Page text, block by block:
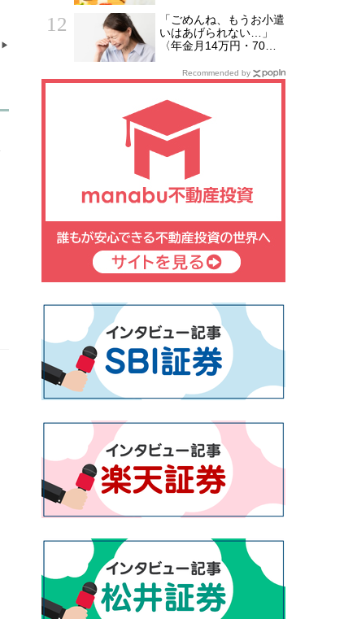
母の「今日からここに住
ませて」に絶句
「ごめんね、もうお小遣
いはあげられない…」
〈年金月14万円・70歳
円」をやめた夜に耳にし
た残酷な真実
Recommended by